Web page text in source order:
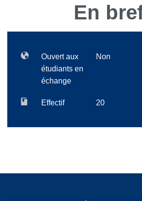
En
Ouvert aux
étudiants en
échange
Non
Effectif 20